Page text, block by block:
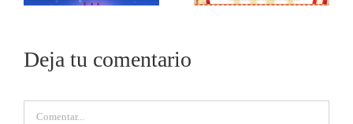
Deja tu comentario
Comentar